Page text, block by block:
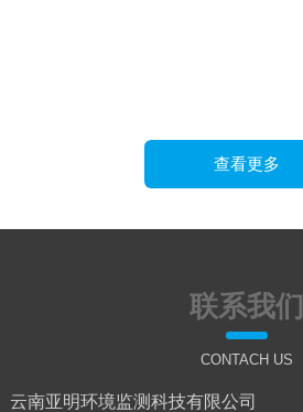
查看更多
联系我们
CONTACH US
云南亚明环境监测科技有限公司